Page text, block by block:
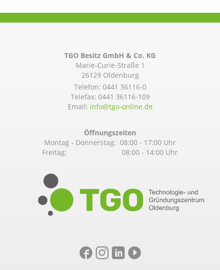
TGO Besitz GmbH & Co. KG
Marie-Curie-Straße 1
26129 Oldenburg
Telefon: 0441 36116-0
Telefax: 0441 36116-109
Email: info@­tgo-online.de
Öffnungszeiten
Montag - Donnerstag: 08:00 - 17:00 Uhr
Freitag: 08:00 - 14:00 Uhr